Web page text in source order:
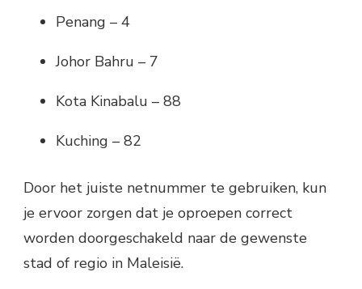
Penang – 4
Johor Bahru – 7
Kota Kinabalu – 88
Kuching – 82
Door het juiste netnummer te gebruiken, kun
je ervoor zorgen dat je oproepen correct
worden doorgeschakeld naar de gewenste
stad of regio in Maleisië.